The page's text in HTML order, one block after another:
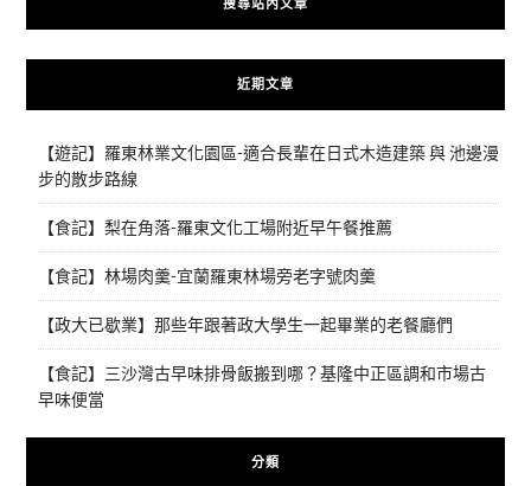
搜尋站內文章
近期文章
【遊記】羅東林業文化園區-適合長輩在日式木造建築 與 池邊漫
步的散步路線
【食記】梨在角落-羅東文化工場附近早午餐推薦
【食記】林場肉羹-宜蘭羅東林場旁老字號肉羹
【政大已歇業】那些年跟著政大學生一起畢業的老餐廳們
【食記】三沙灣古早味排骨飯搬到哪？基隆中正區調和市場古
早味便當
分類